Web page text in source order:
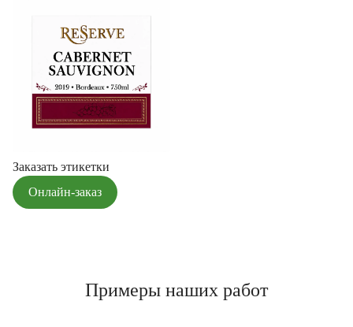
Заказать этикетки
Онлайн-заказ
Примеры наших работ